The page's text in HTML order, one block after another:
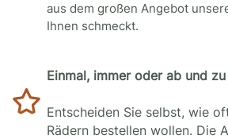
aus dem großen Angebot
Ihnen schmeckt.
Einmal, immer oder ab und zu
Entscheiden Sie selbst, wie
Rädern bestellen wollen. Die